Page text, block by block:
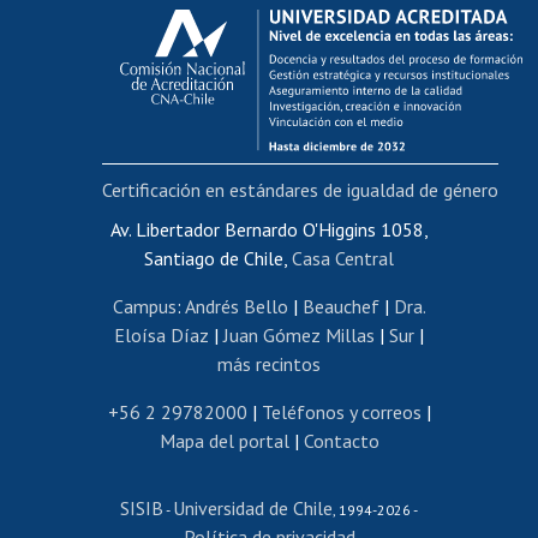
Calificación académica
Postulación al AUCAI
Funcionarias/os
Cursos internos de capacitación
Bienestar del personal
Portal de movilidad interna
Certificado de renta
Certificado de renta honorarios
Editar páginas blancas
Extranjeras/os
Revalidación y reconocimiento de títulos
Postulación al Programa de Movilidad Estudiantil
Cursos de español
Av. Libertador Bernardo O'Higgins 1058,
Santiago de Chile, Casa Central
Campus: Andrés Bello | Beauchef| Dra.
Eloísa Díaz |Juan Gómez Millas | Sur |
más recintos
+56 2 29782000 | Teléfonos y correos |
Mapa del portal| Contacto
SISIB - Universidad de Chile, 1994-2026 -
Certificación en estándares de igualdad de género